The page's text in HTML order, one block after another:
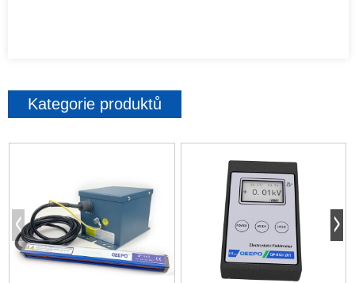
Kategorie produktů